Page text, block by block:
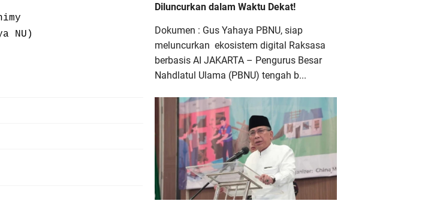
NU)
Diluncurkan dalam Waktu Dekat!
Dokumen : Gus Yahaya PBNU, siap
meluncurkan ekosistem digital Raksasa
berbasis AI JAKARTA – Pengurus Besar
Nahdlatul Ulama (PBNU) tengah b...